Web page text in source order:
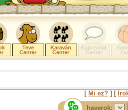
Teve
Center
Karaván
Center
Kapcsolat
Center
[ Mi ez? ] [
haverok: